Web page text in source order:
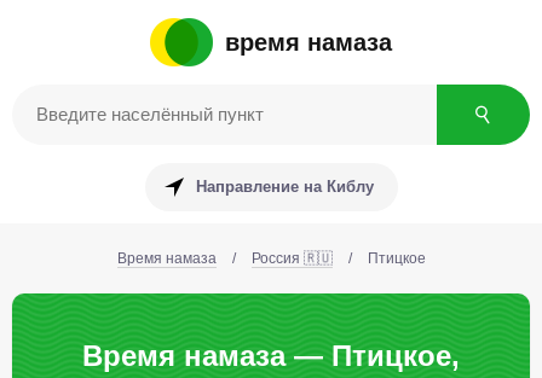
время намаза
Направление на Киблу
Время намаза / Россия 🇷🇺 / Птицкое
Время намаза — Птицкое,